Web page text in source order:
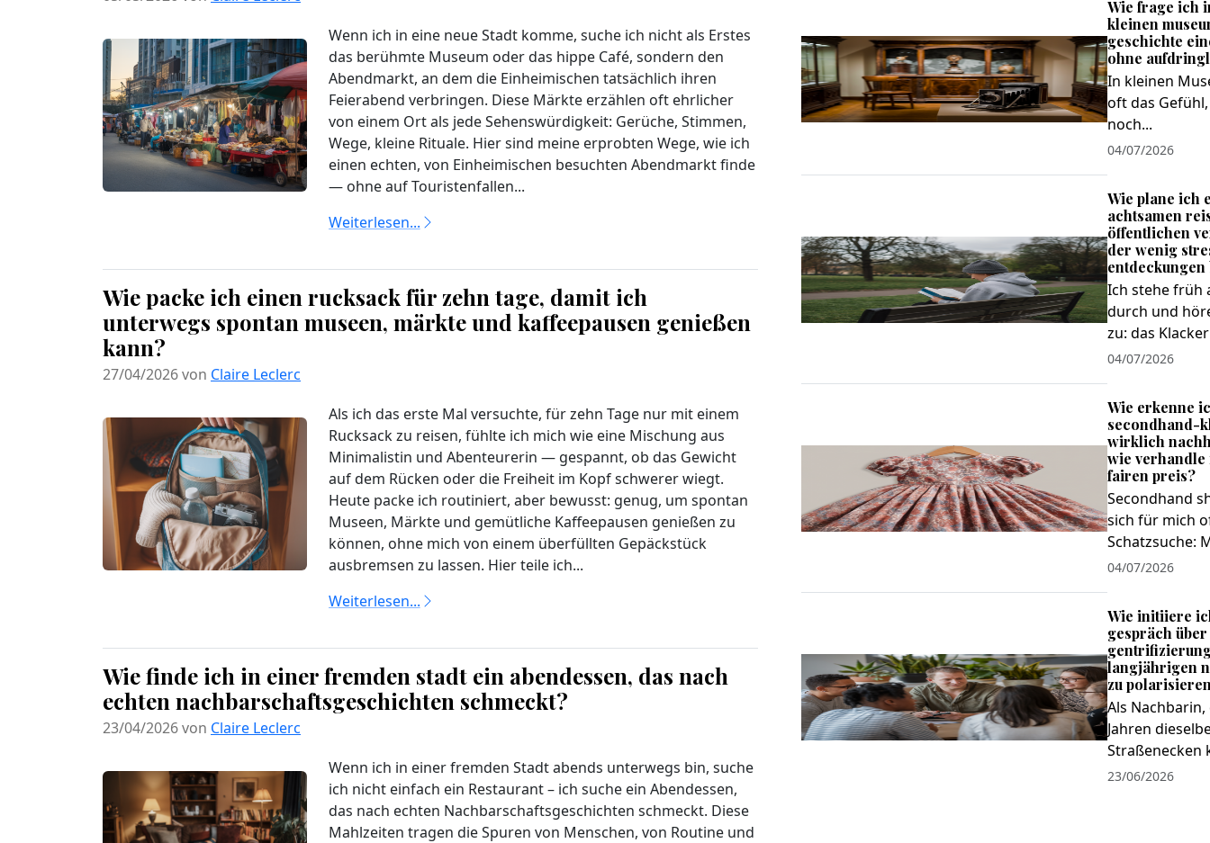
Wenn ich in eine neue Stadt komme, suche ich nicht als Erstes
das berühmte Museum oder das hippe Café, sondern den
Abendmarkt, an dem die Einheimischen tatsächlich ihren
Feierabend verbringen. Diese Märkte erzählen oft ehrlicher
von einem Ort als jede Sehenswürdigkeit: Gerüche, Stimmen,
Wege, kleine Rituale. Hier sind meine erprobten Wege, wie ich
einen echten, von Einheimischen besuchten Abendmarkt finde
— ohne auf Touristenfallen...
Weiterlesen...
Wie packe ich einen rucksack für zehn tage, damit ich
unterwegs spontan museen, märkte und kaffeepausen genießen
kann?
27/04/2026 von Claire Leclerc
Als ich das erste Mal versuchte, für zehn Tage nur mit einem
Rucksack zu reisen, fühlte ich mich wie eine Mischung aus
Minimalistin und Abenteurerin — gespannt, ob das Gewicht
auf dem Rücken oder die Freiheit im Kopf schwerer wiegt.
Heute packe ich routiniert, aber bewusst: genug, um spontan
Museen, Märkte und gemütliche Kaffeepausen genießen zu
können, ohne mich von einem überfüllten Gepäckstück
ausbremsen zu lassen. Hier teile ich...
Weiterlesen...
Wie finde ich in einer fremden stadt ein abendessen, das nach
echten nachbarschaftsgeschichten schmeckt?
23/04/2026 von Claire Leclerc
Wenn ich in einer fremden Stadt abends unterwegs bin, suche
ich nicht einfach ein Restaurant – ich suche ein Abendessen,
das nach echten Nachbarschaftsgeschichten schmeckt. Diese
Mahlzeiten tragen die Spuren von Menschen, von Routine und
Wie frage ich
kleinen
geschichte
ohne
In kleinen
oft das
noch...
04/07/2026
Wie plane ich
achtsamen
öffentlichen
der wenig
Ich stehe früh
durch und
zu: das
04/07/2026
Wie erkenne
secondhand-
wirklich
wie verhandle
fairen preis?
Secondhand
sich für mich
Schatzsuche:
04/07/2026
Wie initiiere
gespräch über
langjährigen
zu
Als
Jahren
Straßenecken
23/06/2026